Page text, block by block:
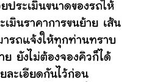
ประเมินขนาดของรถให้
เมินราคาการขนย้าย เส้น
ารถแจ้งให้ทุกท่านทราบ
ย ยังไม่ต้องจองคิวก็ได้
ละเอียดกันไว้ก่อน